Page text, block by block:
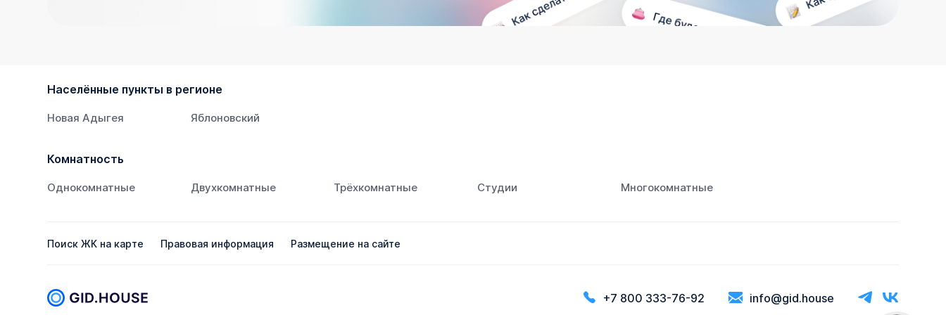
Населённые пункты в регионе
Новая Адыгея Яблоновский
Комнатность
Однокомнатные Двухкомнатные Трёхкомнатные Студии Многокомнатные
Поиск ЖК на карте Правовая информация Размещение на сайте
+7 800 333-76-92 info@gid.house